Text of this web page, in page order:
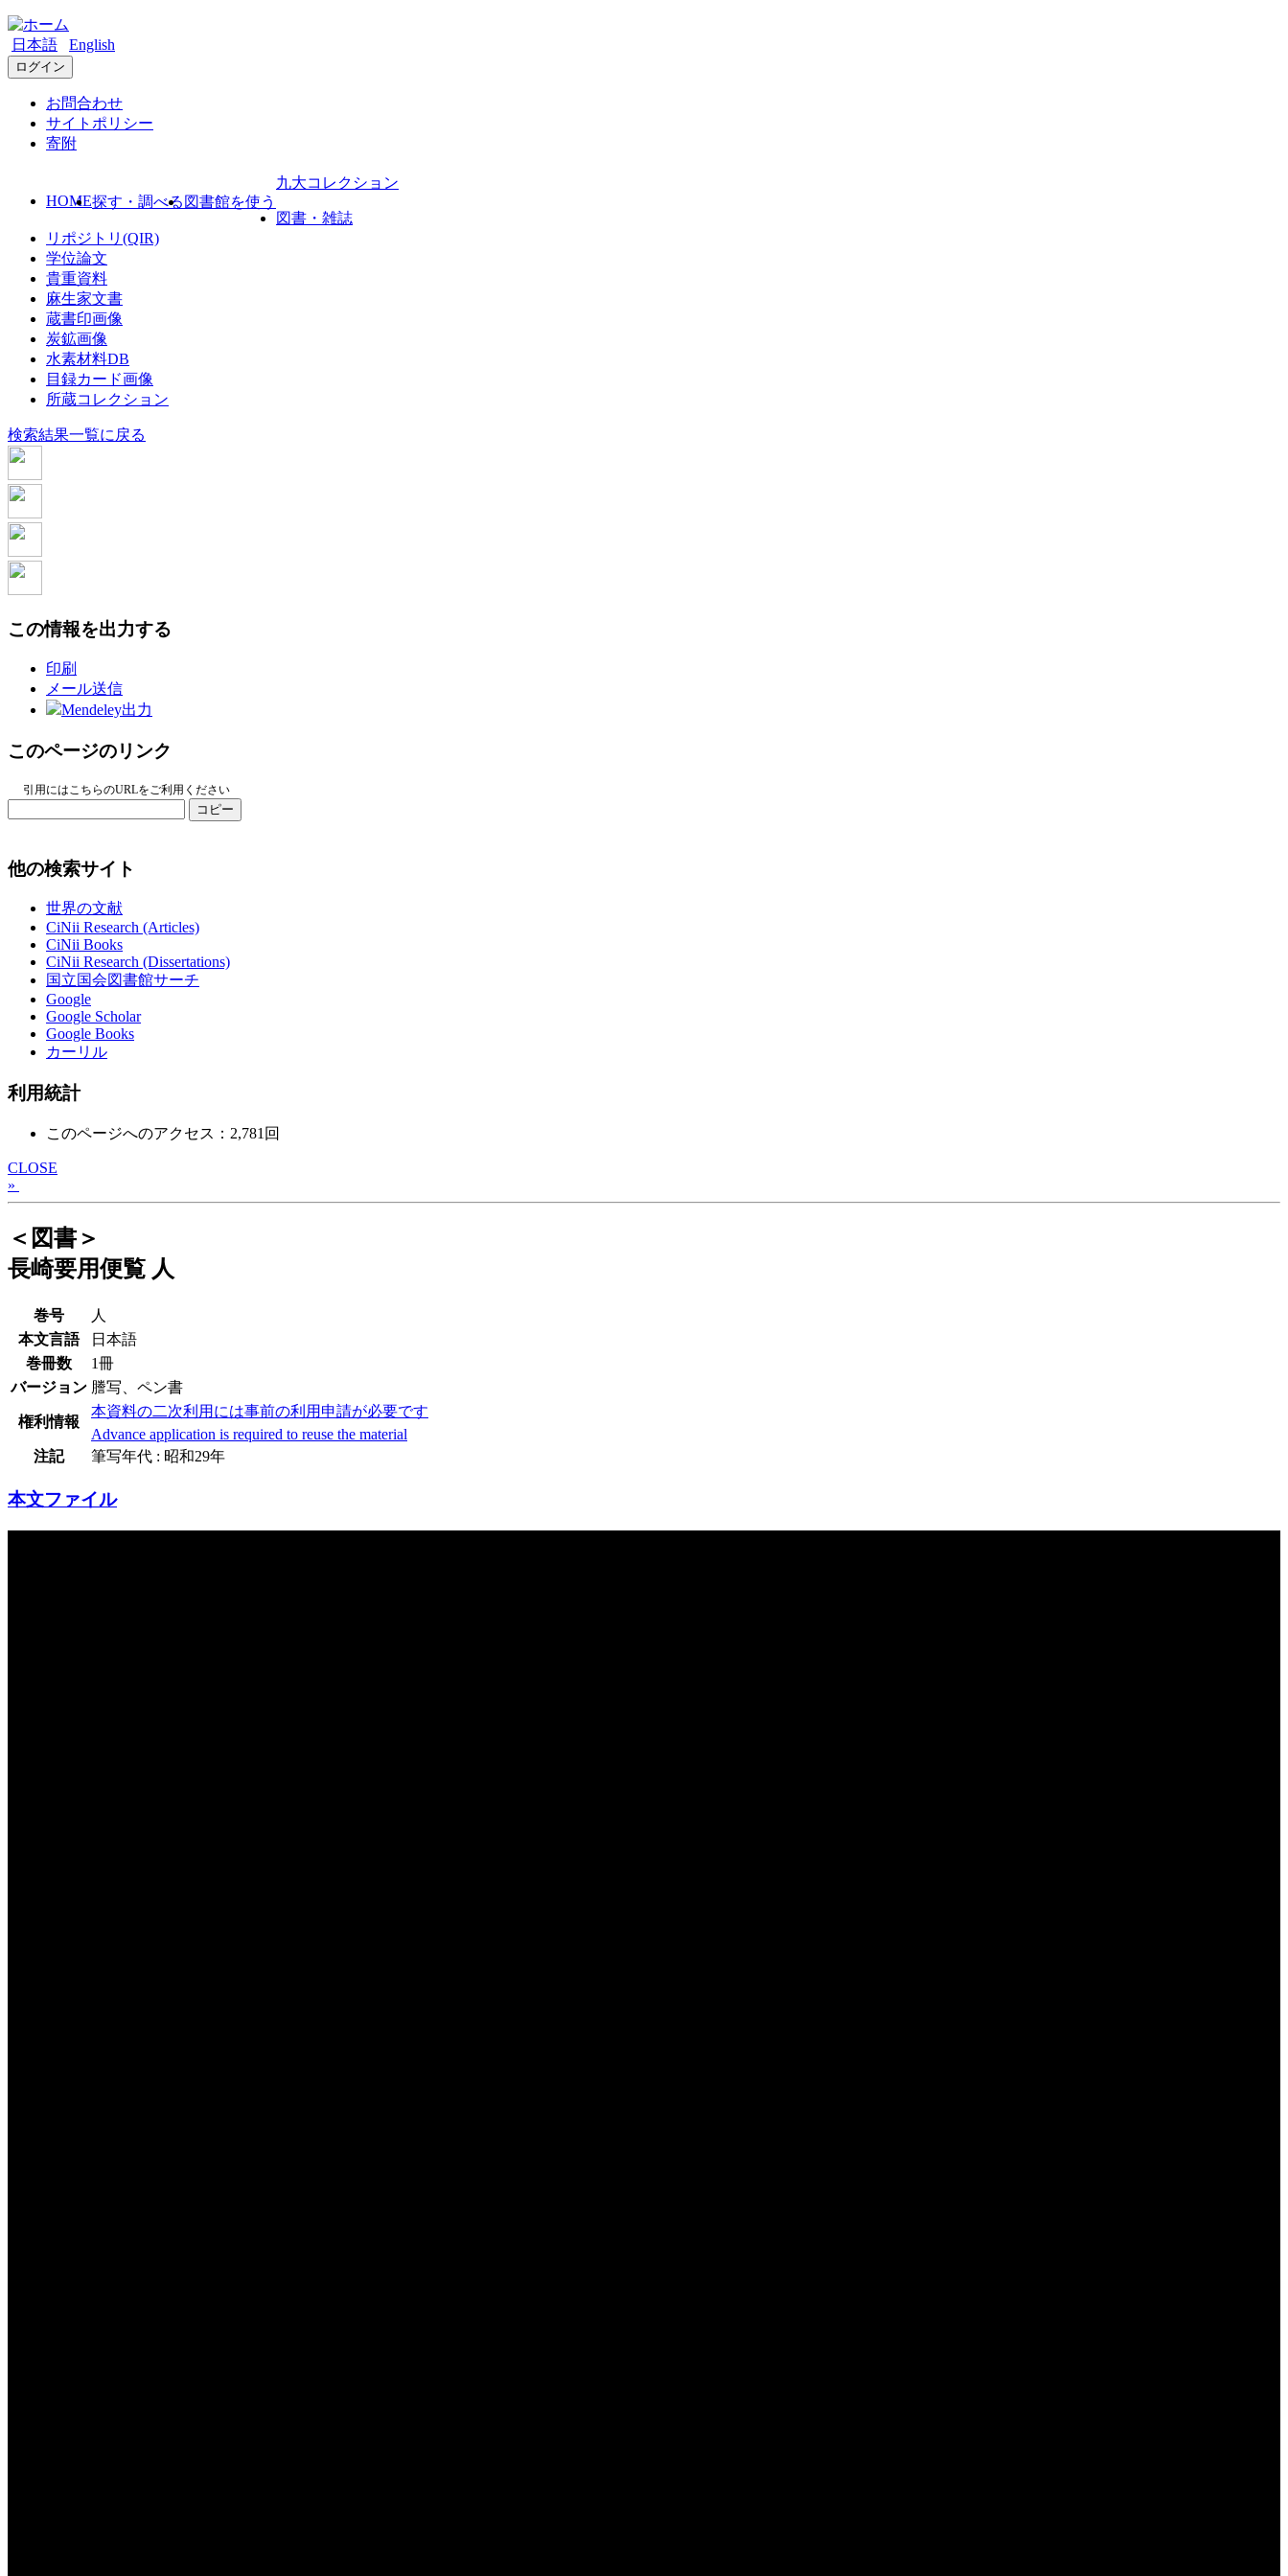
日本語 English
ログイン
お問合わせ
サイトポリシー
寄附
HOME探す・調べる 図書館を使う
九大コレクション
図書・雑誌
リポジトリ(QIR)
学位論文
貴重資料
麻生家文書
蔵書印画像
炭鉱画像
水素材料DB
目録カード画像
所蔵コレクション
検索結果一覧に戻る
この情報を出力する
印刷
メール送信
Mendeley出力
このページのリンク
引用にはこちらのURLをご利用ください
コピー
他の検索サイト
世界の文献
CiNii Research (Articles)
CiNii Books
CiNii Research (Dissertations)
国立国会図書館サーチ
Google
Google Scholar
Google Books
カーリル
利用統計
このページへのアクセス：2,781回
CLOSE
»
＜図書＞
長崎要用便覧 人
巻号
人
本文言語
日本語
巻冊数
1冊
バージョン 謄写、ペン書
権利情報
本資料の二次利用には事前の利用申請が必要です
Advance application is required to reuse the material
注記
筆写年代 : 昭和29年
本文ファイル